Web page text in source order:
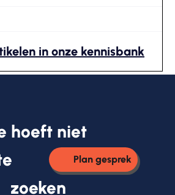
in onze kennisbank
hoeft niet
Plan gesprek
zoeken